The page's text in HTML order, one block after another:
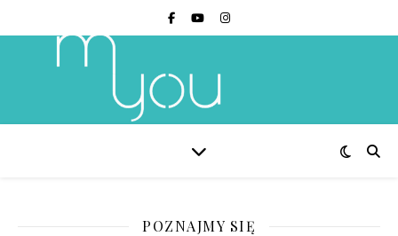
POZNAJMY SIĘ